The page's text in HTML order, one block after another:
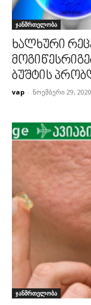
ჯანმრთელობა
ხალხური
ბუშტის
vap - ნოემბერი 29, 2020
ჯანმრთელობა